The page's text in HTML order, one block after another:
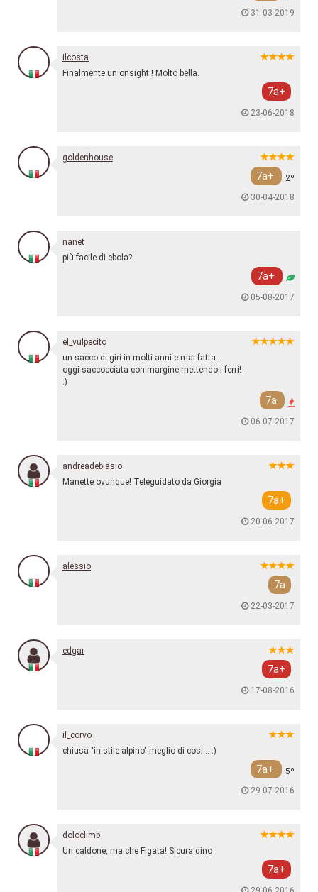
31-03-2019
ilcosta
Finalmente un onsight ! Molto bella.
7a+
23-06-2018
goldenhouse
7a+
2º
30-04-2018
nanet
più facile di ebola?
7a+
05-08-2017
el_vulpecito
un sacco di giri in molti anni e mai fatta..
oggi saccocciata con margine mettendo i ferri!
:)
7a
06-07-2017
andreadebiasio
Manette ovunque! Teleguidato da Giorgia
7a+
20-06-2017
alessio
7a
22-03-2017
edgar
7a+
17-08-2016
il_corvo
chiusa "in stile alpino" meglio di così... :)
7a+
5º
29-07-2016
doloclimb
Un caldone, ma che Figata! Sicura dino
7a+